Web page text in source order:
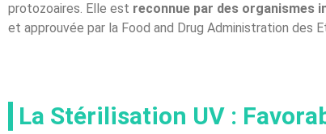
protozoaires. Elle est reconnue par des organismes
et approuvée par la Food and Drug Administration des
La Stérilisation UV :